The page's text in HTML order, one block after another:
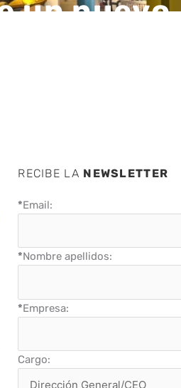
un nuevo
RECIBE LA NEWSLETTER
*Email:
*Nombre apellidos:
*Empresa:
Cargo: